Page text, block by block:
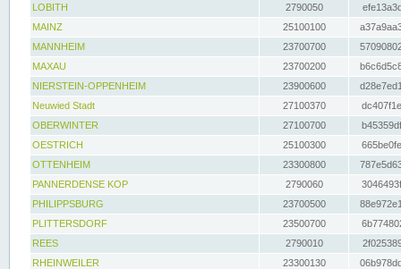
LOBITH
2790050
MAINZ
25100100
MANNHEIM
23700700
MAXAU
23700200
NIERSTEIN-OPPENHEIM
23900600
Neuwied Stadt
27100370
OBERWINTER
27100700
OESTRICH
25100300
OTTENHEIM
23300800
PANNERDENSE KOP
2790060
PHILIPPSBURG
23700500
PLITTERSDORF
23500700
REES
2790010
RHEINWEILER
23300130